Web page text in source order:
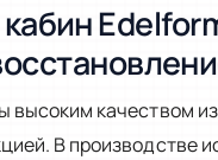
высоким качеством
В производстве